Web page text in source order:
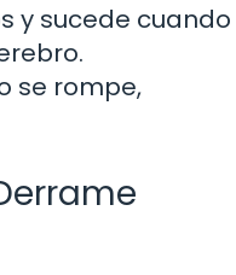
y sucede cuando
se rompe,